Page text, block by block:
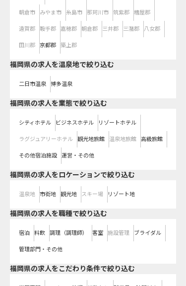
朝倉市 みやま市 糸島市 那珂川市 筑紫郡 糟屋郡
遠賀郡 鞍手郡 嘉穂郡 朝倉郡 三井郡 三潴郡 八女郡
田川郡 京都郡 築上郡
福岡県の求人を温泉地で絞り込む
二日市温泉 博多温泉
福岡県の求人を業態で絞り込む
シティホテル ビジネスホテル リゾートホテル
ラグジュアリーホテル 観光地旅館 温泉地旅館 高級旅館
その他宿泊施設 運営・その他
福岡県の求人をロケーションで絞り込む
温泉地 市街地 観光地 スキー場 リゾート地
福岡県の求人を職種で絞り込む
宿泊 料飲 調理（調理師） 客室 施設管理 ブライダル
管理部門・その他
福岡県の求人をこだわり条件で絞り込む